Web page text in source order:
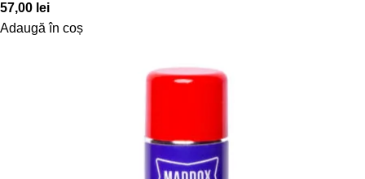
57,00 lei
Adaugă în coș